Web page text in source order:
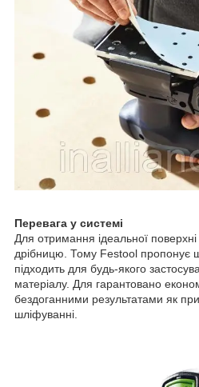
Перевага у системі
Для отримання ідеальної
дрібницю. Тому Festool пропонує
підходить для будь-якого
матеріалу. Для гарантовано
бездоганними результатами як
шліфуванні.